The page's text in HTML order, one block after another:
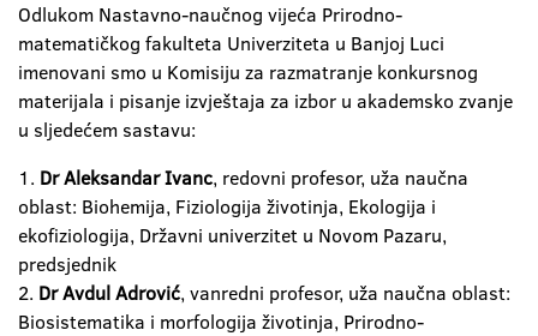
Odlukom Nastavno-naučnog vijeća Prirodno-
matematičkog fakulteta Univerziteta u Banjoj Luci
imenovani smo u Komisiju za razmatranje konkursnog
materijala i pisanje izvještaja za izbor u akademsko zvanje
u sljedećem sastavu:
1. Dr Aleksandar Ivanc, redovni profesor, uža naučna
oblast: Biohemija, Fiziologija životinja, Ekologija i
ekofiziologija, Državni univerzitet u Novom Pazaru,
predsjednik
2. Dr Avdul Adrović, vanredni profesor, uža naučna oblast:
Biosistematika i morfologija životinja, Prirodno-